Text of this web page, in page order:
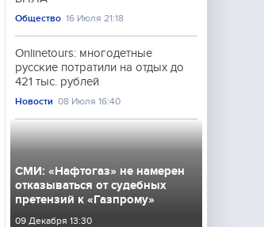
Общество 16 Июля 21:18
Onlinetours: многодетные
русские потратили на отдых до
421 тыс. рублей
Новости 08 Июля 16:40
СМИ: «Нафтогаз» не намерен
отказываться от судебных
претензий к «Газпрому»
09 Декабря 13:30